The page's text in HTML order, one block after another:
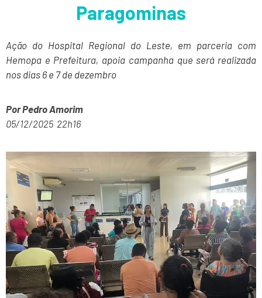
Paragominas
Ação do Hospital Regional do Leste, em parceria com
Hemopa e Prefeitura, apoia campanha que será realizada
nos dias 6 e 7 de dezembro
Por Pedro Amorim
05/12/2025 22h16